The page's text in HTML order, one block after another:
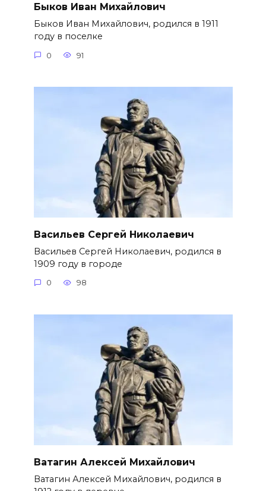
Быков Иван Михайлович
Быков Иван Михайлович, родился в 1911
году в поселке
0 91
Васильев Сергей Николаевич
Васильев Сергей Николаевич, родился в
1909 году в городе
0 98
Ватагин Алексей Михайлович
Ватагин Алексей Михайлович, родился в